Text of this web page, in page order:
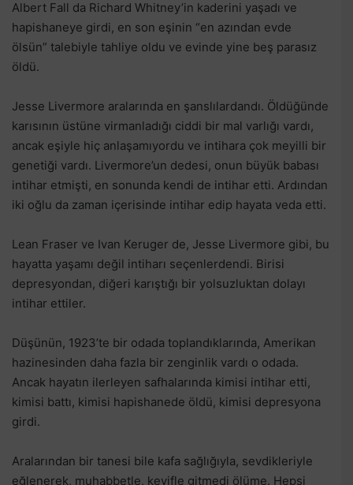
Albert Fall da Richard Whitney’in kaderini yaşadı ve
hapishaneye girdi, en son eşinin “en azından evde
ölsün” talebiyle tahliye oldu ve evinde yine beş parasız
öldü.
Jesse Livermore aralarında en şanslılardandı. Öldüğünde
karısının üstüne virmanladığı ciddi bir mal varlığı vardı,
ancak eşiyle hiç anlaşamıyordu ve intihara çok meyilli bir
genetiği vardı. Livermore’un dedesi, onun büyük babası
intihar etmişti, en sonunda kendi de intihar etti. Ardından
iki oğlu da zaman içerisinde intihar edip hayata veda etti.
Lean Fraser ve Ivan Keruger de, Jesse Livermore gibi, bu
hayatta yaşamı değil intiharı seçenlerdendi. Birisi
depresyondan, diğeri karıştığı bir yolsuzluktan dolayı
intihar ettiler.
Düşünün, 1923’te bir odada toplandıklarında, Amerikan
hazinesinden daha fazla bir zenginlik vardı o odada.
Ancak hayatın ilerleyen safhalarında kimisi intihar etti,
kimisi battı, kimisi hapishanede öldü, kimisi depresyona
girdi.
Aralarından bir tanesi bile kafa sağlığıyla, sevdikleriyle
eğlenerek, muhabbetle, keyifle gitmedi ölüme. Hepsi